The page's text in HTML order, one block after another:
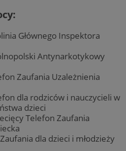
Głównego Inspektora
Antynarkotykowy
Zaufania Uzależnienia
dla rodziców i nauczycieli w
dzieci
Telefon Zaufania
dla dzieci i młodzieży